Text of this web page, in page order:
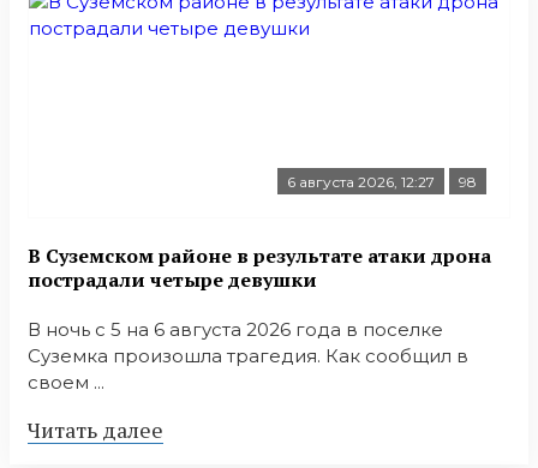
6 августа 2026, 12:27 98
В Суземском районе в результате атаки дрона
пострадали четыре девушки
В ночь с 5 на 6 августа 2026 года в поселке
Суземка произошла трагедия. Как сообщил в
своем ...
Читать далее